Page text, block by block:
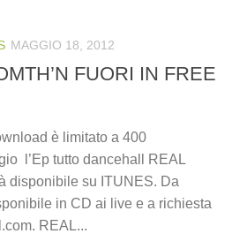
MAGGIO 18, 2012
FUORI IN FREE
è limitato a 400
l’Ep tutto dancehall REAL
disponibile su ITUNES. Da
in CD ai live e a richiesta
REAL...